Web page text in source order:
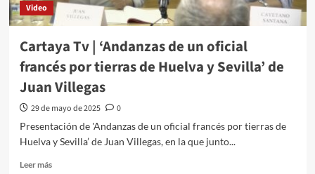
Video
Cartaya Tv | ‘Andanzas de un oficial
francés por tierras de Huelva y Sevilla’ de
Juan Villegas
29 de mayo de 2025
0
Presentación de 'Andanzas de un oficial francés por tierras de
Huelva y Sevilla’ de Juan Villegas, en la que junto...
Leer más